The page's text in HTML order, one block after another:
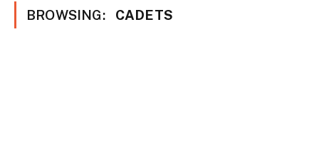
BROWSING: CADETS